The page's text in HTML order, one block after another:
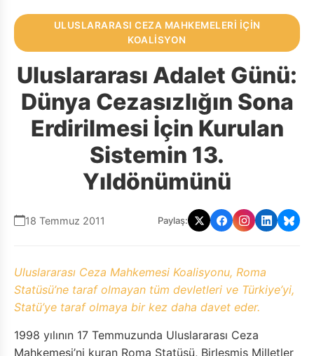
ULUSLARARASI CEZA MAHKEMELERI İÇIN
KOALISYON
Uluslararası Adalet Günü:
Dünya Cezasızlığın Sona
Erdirilmesi İçin Kurulan
Sistemin 13.
Yıldönümünü
18 Temmuz 2011 Paylaş:
Uluslararası Ceza Mahkemesi Koalisyonu, Roma
Statüsü’ne taraf olmayan tüm devletleri ve Türkiye’yi,
Statü’ye taraf olmaya bir kez daha davet eder.
1998 yılının 17 Temmuzunda Uluslararası Ceza
Mahkemesi’ni kuran Roma Statüsü, Birleşmiş Milletler